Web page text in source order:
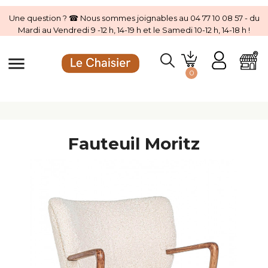
Une question ? ☎ Nous sommes joignables au 04 77 10 08 57 - du
Mardi au Vendredi 9 -12 h, 14-19 h et le Samedi 10-12 h, 14-18 h !
menu 0
Fauteuil Moritz